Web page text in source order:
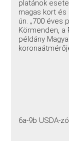
platánok
magas kort és
ún. „700 éves
Körmenden, a
példány
6a-9b USDA-